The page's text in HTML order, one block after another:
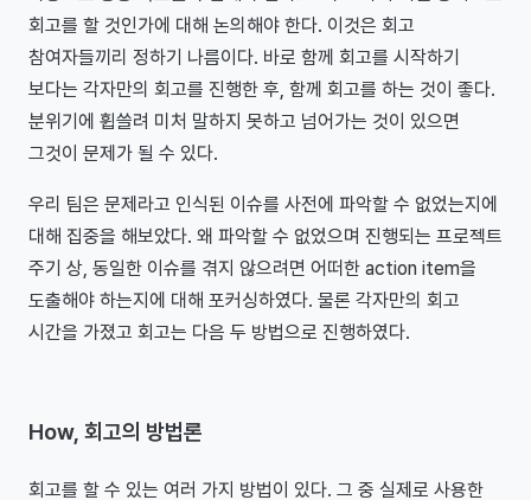
회고를 할 것인가에 대해 논의해야 한다. 이것은 회고
참여자들끼리 정하기 나름이다. 바로 함께 회고를 시작하기
보다는 각자만의 회고를 진행한 후, 함께 회고를 하는 것이 좋다.
분위기에 휩쓸려 미처 말하지 못하고 넘어가는 것이 있으면
그것이 문제가 될 수 있다.
우리 팀은 문제라고 인식된 이슈를 사전에 파악할 수 없었는지에
대해 집중을 해보았다. 왜 파악할 수 없었으며 진행되는 프로젝트
주기 상, 동일한 이슈를 겪지 않으려면 어떠한 action item을
도출해야 하는지에 대해 포커싱하였다. 물론 각자만의 회고
시간을 가졌고 회고는 다음 두 방법으로 진행하였다.
How, 회고의 방법론
회고를 할 수 있는 여러 가지 방법이 있다. 그 중 실제로 사용한